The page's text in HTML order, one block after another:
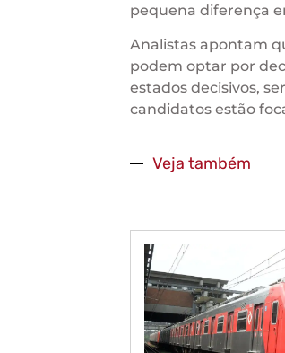
pequena diferença
Analistas apontam
podem optar por
estados decisivos,
candidatos estão
Veja também